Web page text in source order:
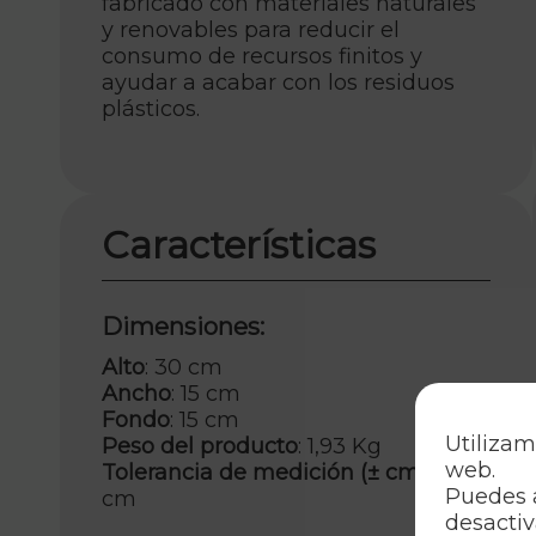
y renovables para reducir el
consumo de recursos finitos y
ayudar a acabar con los residuos
plásticos.
Características
Dimensiones:
Alto: 30 cm
Ancho: 15 cm
Fondo: 15 cm
Peso del producto: 1,93 Kg
Tolerancia de medición (± cm)
: 2
cm
web.
Puedes